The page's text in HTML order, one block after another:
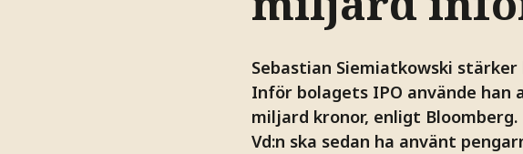
Sebastian Siemiatkowski
Inför bolagets IPO använde
miljard kronor, enligt Bloomberg.
Vd:n ska sedan ha använt